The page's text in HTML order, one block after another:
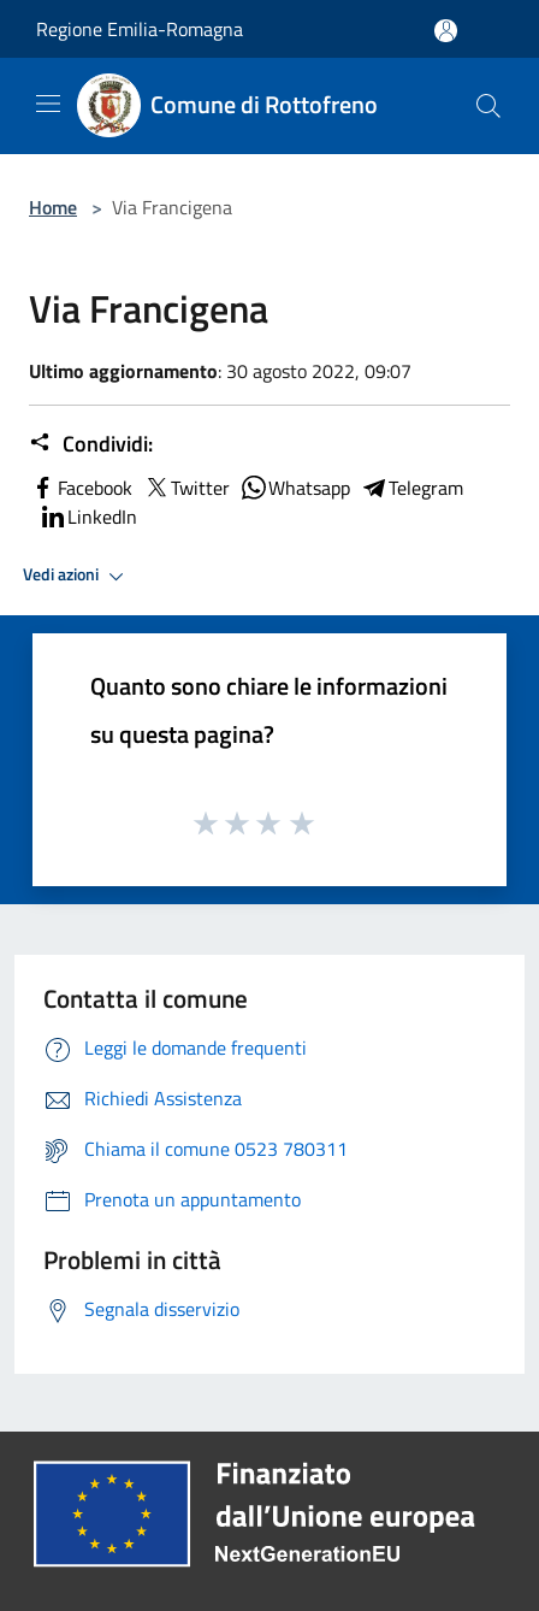
Regione Emilia-Romagna
Comune di Rottofreno
Home > Via Francigena
Via Francigena
Ultimo aggiornamento: 30 agosto 2022, 09:07
Condividi:
Facebook Twitter Whatsapp
Telegram
LinkedIn
Vedi azioni
Quanto sono chiare le informazioni
su questa pagina?
Contatta il comune
Leggi le domande frequenti
Richiedi Assistenza
Chiama il comune 0523 780311
Prenota un appuntamento
Problemi in città
Segnala disservizio